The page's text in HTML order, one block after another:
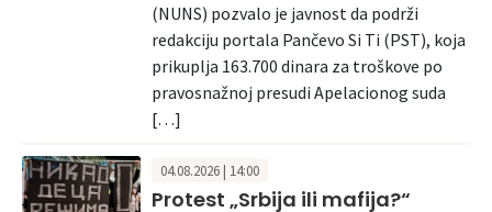
(NUNS) pozvalo je javnost da podrži
redakciju portala Pančevo Si Ti (PST), koja
prikuplja 163.700 dinara za troškove po
pravosnažnoj presudi Apelacionog suda
[…]
04.08.2026 | 14:00
Protest „Srbija ili mafija?“